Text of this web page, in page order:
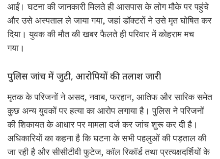
आईं। घटना की जानकारी मिलते ही आसपास के लोग मौके पर पहुंचे
और उसे अस्पताल ले जाया गया, जहां डॉक्टरों ने उसे मृत घोषित कर
दिया। युवक की मौत की खबर फैलते ही परिवार में कोहराम मच
गया।
पुलिस जांच में जुटी, आरोपियों की तलाश जारी
मृतक के परिजनों ने असद, नवाब, फरहान, आतिफ और सारिक समेत
कुछ अन्य युवकों पर हत्या का आरोप लगाया है। पुलिस ने परिजनों
की शिकायत के आधार पर मामला दर्ज कर जांच शुरू कर दी है।
अधिकारियों का कहना है कि घटना के सभी पहलुओं की पड़ताल की
जा रही है और सीसीटीवी फुटेज, कॉल रिकॉर्ड तथा प्रत्यक्षदर्शियों के